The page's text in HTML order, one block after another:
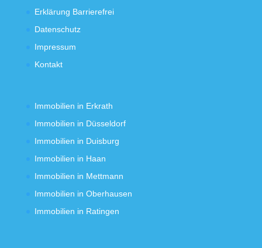
Erklärung Barrierefrei
Datenschutz
Impressum
Kontakt
Immobilien in Erkrath
Immobilien in Düsseldorf
Immobilien in Duisburg
Immobilien in Haan
Immobilien in Mettmann
Immobilien in Oberhausen
Immobilien in Ratingen